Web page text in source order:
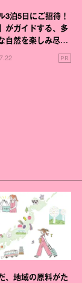
3泊5日にご招待！
がガイドする、多
自然を楽しみ尽く
PR
、地域の原料がた